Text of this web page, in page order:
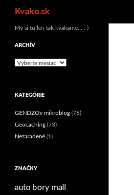
Preskočiť
Kvako.sk
My si tu len tak kvákame… :-)
ARCHÍV
Archív
KATEGÓRIE
GENDZOv mikroblog (78)
Geocaching (73)
Nezaradené (1)
ZNAČKY
auto bory mall